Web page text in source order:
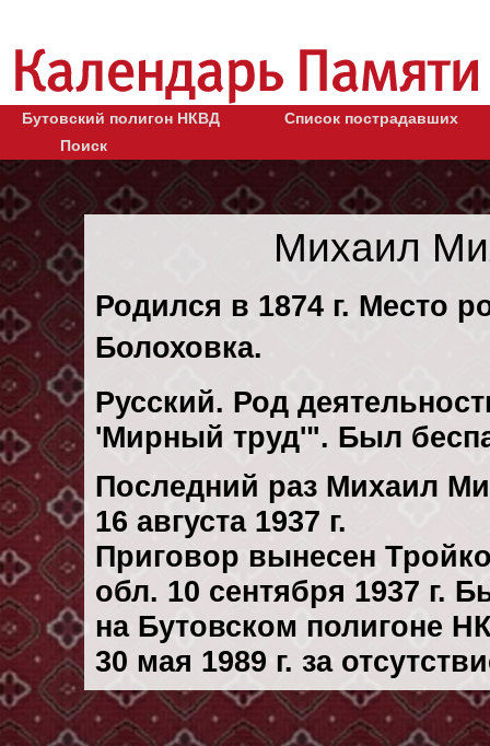
Бутовский полигон НКВД
Список пострадавших
Поиск
Михаил
Родился в 1874 г. Место
Болоховка.
Русский. Род
'Мирный труд'". Был
Последний раз Михаил
16 августа 1937 г.
Приговор вынесен
обл. 10 сентября 1937 г.
на Бутовском полигоне
30 мая 1989 г. за